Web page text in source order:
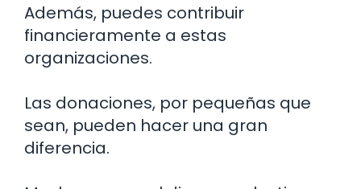
Además, puedes contribuir
financieramente a estas
organizaciones.
Las donaciones, por pequeñas que
sean, pueden hacer una gran
diferencia.